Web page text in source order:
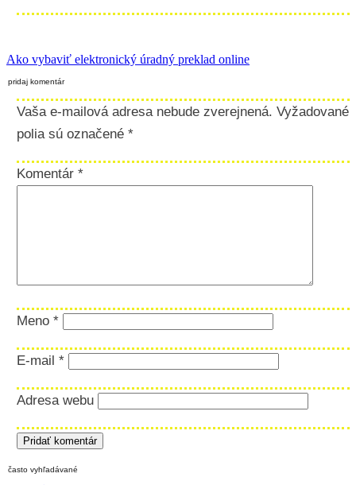
Ako vybaviť elektronický úradný preklad online
pridaj komentár
Vaša e-mailová adresa nebude zverejnená. Vyžadované
polia sú označené *
Komentár *
Meno *
E-mail *
Adresa webu
často vyhľadávané